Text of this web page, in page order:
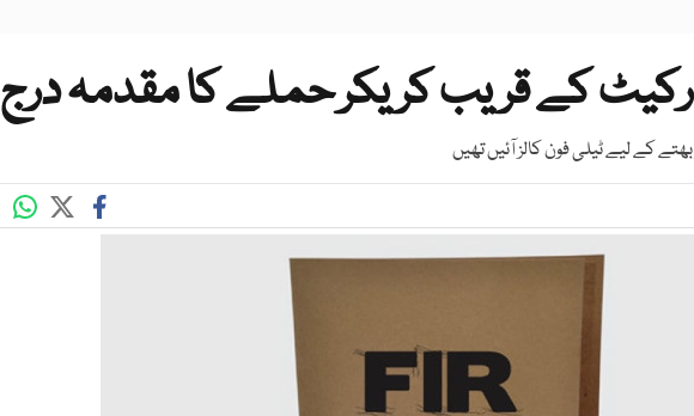
کے قریب کریکر حملے کا مقدمہ درج
کے لیے ٹیلی فون کالز آئیں تھیں